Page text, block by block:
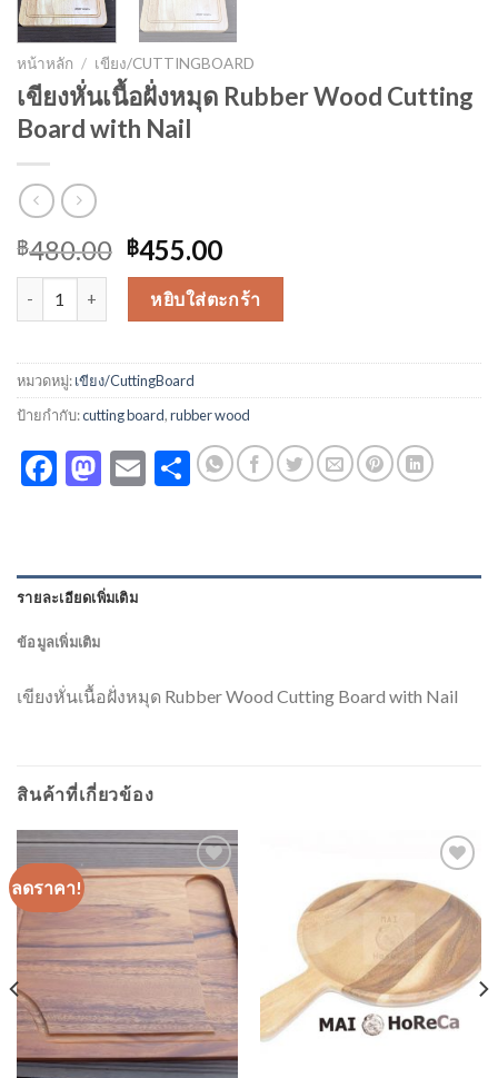
หน้าหลัก / เขียง/CUTTINGBOARD
เขียงหั่นเนื้อฝั่งหมุด Rubber Wood Cutting
Board with Nail
฿480.00 ฿455.00
จำนวน เขียงหั่นเนื้อฝั่งหมุด Rubber Wood Cutting Board with Nail
หยิบใส่ตะกร้า
หมวดหมู่:เขียง/CuttingBoard
ป้ายกำกับ:cutting board,rubber wood
Facebook
Mastodon
EmailShare
รายละเอียดเพิ่มเติม
ข้อมูลเพิ่มเติม
เขียงหั่นเนื้อฝั่งหมุด Rubber Wood Cutting Board with Nail
สินค้าที่เกี่ยวข้อง
ลดราคา!
Add to
Wishlist
Add to
Wishlist